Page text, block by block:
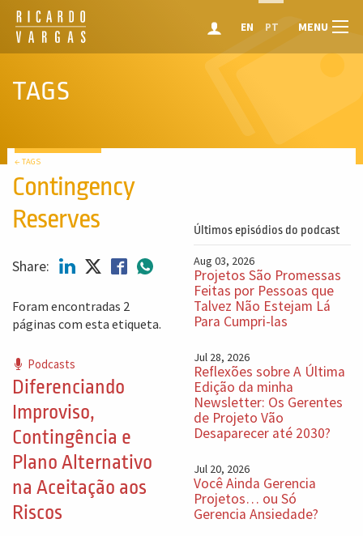
EN PT MENU
TAGS
← TAGS
Contingency
Reserves
Share:
Foram encontradas 2
páginas com esta etiqueta.
Podcasts
Diferenciando
Improviso,
Contingência e
Plano Alternativo
na Aceitação aos
Riscos
Últimos episódios do podcast
Aug 03, 2026
Projetos São Promessas
Feitas por Pessoas que
Talvez Não Estejam Lá
Para Cumpri-las
Jul 28, 2026
Reflexões sobre A Última
Edição da minha
Newsletter: Os Gerentes
de Projeto Vão
Desaparecer até 2030?
Jul 20, 2026
Você Ainda Gerencia
Projetos… ou Só
Gerencia Ansiedade?